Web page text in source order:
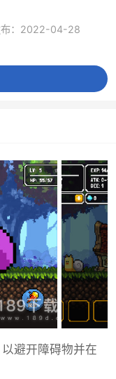
布：2022-04-28
避开障碍物并在